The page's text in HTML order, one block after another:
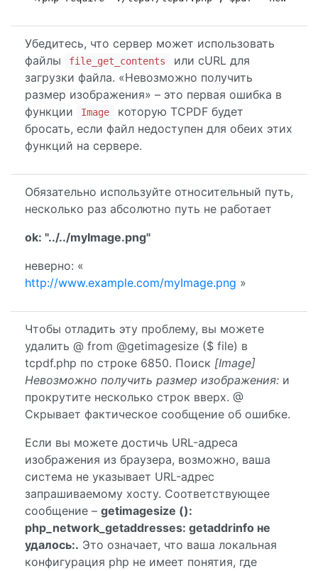
Убедитесь, что сервер может использовать
файлы
file_get_contents
или cURL для
загрузки файла. «Невозможно получить
размер изображения» – это первая ошибка в
функции
Image
которую TCPDF будет
бросать, если файл недоступен для обеих этих
функций на сервере.
Обязательно используйте относительный путь,
несколько раз абсолютно путь не работает
ok: "../../myImage.png"
неверно: «
http://www.example.com/myImage.png »
Чтобы отладить эту проблему, вы можете
удалить @ from @getimagesize ($ file) в
tcpdf.php по строке 6850. Поиск [Image]
Невозможно получить размер изображения: и
прокрутите несколько строк вверх. @
Скрывает фактическое сообщение об ошибке.
Если вы можете достичь URL-адреса
изображения из браузера, возможно, ваша
система не указывает URL-адрес
запрашиваемому хосту. Соответствующее
сообщение – getimagesize ():
php_network_getaddresses: getaddrinfo не
удалось:. Это означает, что ваша локальная
конфигурация php не имеет понятия, где